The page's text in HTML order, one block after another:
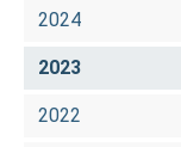
2024
2023
2022